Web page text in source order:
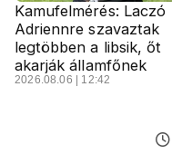
Kamufelmérés: Laczó
Adriennre szavaztak
legtöbben a libsik, őt
akarják államfőnek
2026.08.06 | 12:42